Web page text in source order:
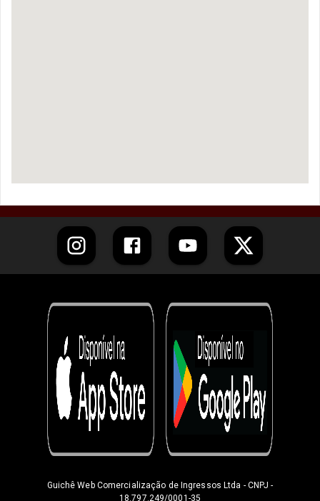
Guichê Web Comercialização de Ingressos Ltda - CNPJ -
18.797.249/0001-35